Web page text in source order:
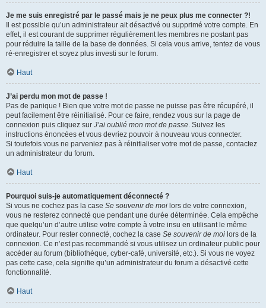
Je me suis enregistré par le passé mais je ne peux plus me connecter ?!
Il est possible qu’un administrateur ait désactivé ou supprimé votre compte. En
effet, il est courant de supprimer régulièrement les membres ne postant pas
pour réduire la taille de la base de données. Si cela vous arrive, tentez de vous
ré-enregistrer et soyez plus investi sur le forum.
Haut
J’ai perdu mon mot de passe !
Pas de panique ! Bien que votre mot de passe ne puisse pas être récupéré, il
peut facilement être réinitialisé. Pour ce faire, rendez vous sur la page de
connexion puis cliquez sur J’ai oublié mon mot de passe. Suivez les
instructions énoncées et vous devriez pouvoir à nouveau vous connecter.
Si toutefois vous ne parveniez pas à réinitialiser votre mot de passe, contactez
un administrateur du forum.
Haut
Pourquoi suis-je automatiquement déconnecté ?
Si vous ne cochez pas la case Se souvenir de moi lors de votre connexion,
vous ne resterez connecté que pendant une durée déterminée. Cela empêche
que quelqu’un d’autre utilise votre compte à votre insu en utilisant le même
ordinateur. Pour rester connecté, cochez la case Se souvenir de moi lors de la
connexion. Ce n’est pas recommandé si vous utilisez un ordinateur public pour
accéder au forum (bibliothèque, cyber-café, université, etc.). Si vous ne voyez
pas cette case, cela signifie qu’un administrateur du forum a désactivé cette
fonctionnalité.
Haut